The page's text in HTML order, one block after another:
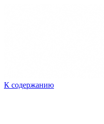
К содержанию